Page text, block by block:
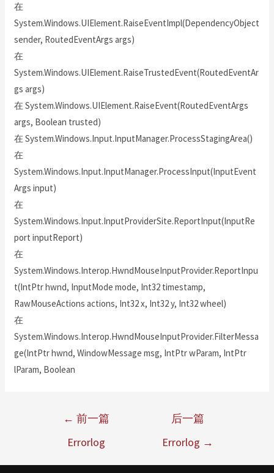
在
System.Windows.UIElement.RaiseEventImpl(DependencyObject
sender, RoutedEventArgs args)
在
System.Windows.UIElement.RaiseTrustedEvent(RoutedEventAr
gs args)
在 System.Windows.UIElement.RaiseEvent(RoutedEventArgs
args, Boolean trusted)
在 System.Windows.Input.InputManager.ProcessStagingArea()
在
System.Windows.Input.InputManager.ProcessInput(InputEvent
Args input)
在
System.Windows.Input.InputProviderSite.ReportInput(InputRe
port inputReport)
在
System.Windows.Interop.HwndMouseInputProvider.ReportInpu
t(IntPtr hwnd, InputMode mode, Int32 timestamp,
RawMouseActions actions, Int32 x, Int32 y, Int32 wheel)
在
System.Windows.Interop.HwndMouseInputProvider.FilterMessa
ge(IntPtr hwnd, WindowMessage msg, IntPtr wParam, IntPtr
lParam, Boolean
← 前一篇
Errorlog
后一篇
Errorlog →